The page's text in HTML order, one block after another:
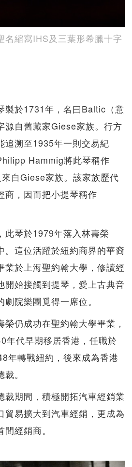
名縮寫IHS及三葉形希臘十字
製於1731年，名曰Baltic（意
源自舊藏家Giese家族。行方
追溯至1935年一則交易紀
Hammig將此琴稱作
自Giese家族。該家族歷代
商，因而把小提琴稱作
此琴於1979年落入林壽榮
。這位活躍於紐約商界的華裔
業於上海聖約翰大學，修讀經
開始接觸到提琴，愛上古典音
院樂團覓得一席位。
仍成功在聖約翰大學畢業，
年代早期移居香港，任職於
年轉戰紐約，後來成為香港
。
裁期間，積極開拓汽車經銷業
貿易擴大到汽車經銷，更成為
經銷商。